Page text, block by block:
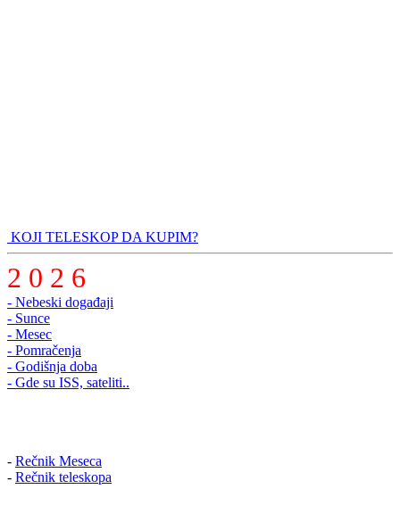
KOJI TELESKOP DA KUPIM?
2 0 2 6
- Nebeski događaji
- Sunce
- Mesec
- Pomračenja
- Godišnja doba
- Gde su ISS, sateliti..
- Rečnik Meseca
- Rečnik teleskopa